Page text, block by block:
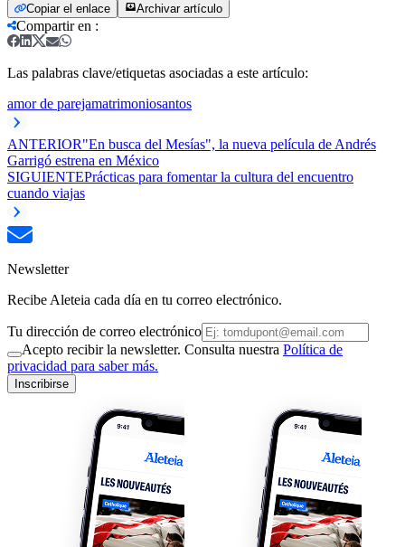
Copiar el enlace Archivar artículo
Compartir en :
Las palabras clave/etiquetas asociadas a este artículo:
amor de parejamatrimoniosantos
ANTERIOR"En busca del Mesías", la nueva película de Andrés
Garrigó estrena en México
SIGUIENTEPrácticas para fomentar la cultura del encuentro
cuando viajas
Newsletter
Recibe Aleteia cada día en tu correo electrónico.
Tu dirección de correo electrónico
Acepto recibir la newsletter. Consulta nuestra Política de
privacidad para saber más.
Inscribirse